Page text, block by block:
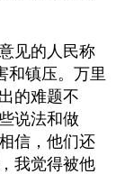
见的人民称
和镇压。万里
的难题不
说法和做
信，他们还
我觉得被他